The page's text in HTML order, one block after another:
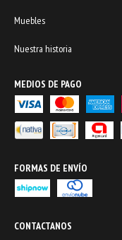
Muebles
Nuestra historia
MEDIOS DE PAGO
FORMAS DE ENVÍO
CONTACTANOS